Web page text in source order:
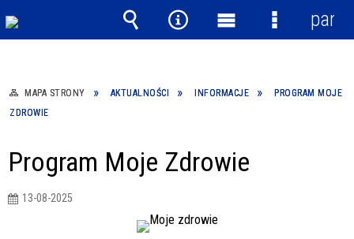
MAPA STRONY AKTUALNOŚCI INFORMACJE
PROGRAM MOJE
ZDROWIE
Program Moje Zdrowie
13-08-2025
Wyszukiwarka
Narzędzia
Menu Menu
panel